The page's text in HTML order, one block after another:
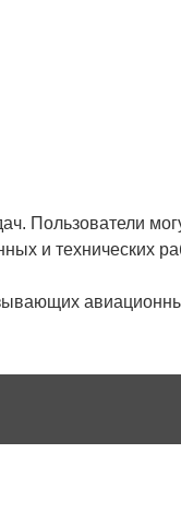
Пользователи
и технических